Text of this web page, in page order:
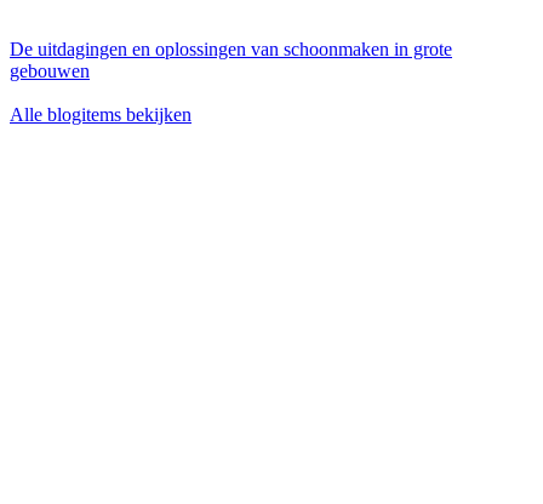
De uitdagingen en oplossingen van schoonmaken in grote
gebouwen
Alle blogitems bekijken